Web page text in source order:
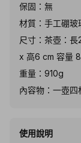
保固：無
材質：手工硼玻
尺寸：茶壺：
x 高6 cm 容量
重量：910g
內容物：一壺四
使用說明